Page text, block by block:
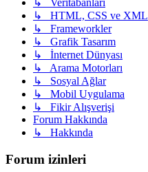
↳ Veritabanları
↳ HTML, CSS ve XML
↳ Frameworkler
↳ Grafik Tasarım
↳ İnternet Dünyası
↳ Arama Motorları
↳ Sosyal Ağlar
↳ Mobil Uygulama
↳ Fikir Alışverişi
Forum Hakkında
↳ Hakkında
Forum izinleri